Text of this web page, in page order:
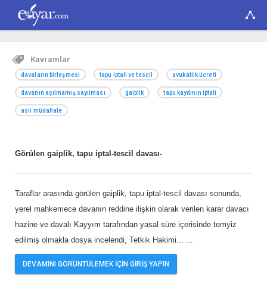
Kavramlar
davaların birleşmesi tapu iptali ve tescil avukatlık ücreti
davanın açılmamış sayılması gaiplik tapu kaydının iptali
asli müdahale
Görülen gaiplik, tapu iptal-tescil davası-
Taraflar arasında görülen gaiplik, tapu iptal-tescil davası sonunda,
yerel mahkemece davanın reddine ilişkin olarak verilen karar davacı
hazine ve davalı Kayyım tarafından yasal süre içerisinde temyiz
edilmiş olmakla dosya incelendi, Tetkik Hakimi... ...
DEVAMINI GÖRÜNTÜLEMEK İÇİN GİRİŞ YAPIN